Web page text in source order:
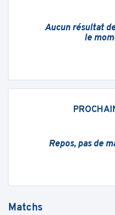
Aucun résultat
le
Repos, pas de
Matchs